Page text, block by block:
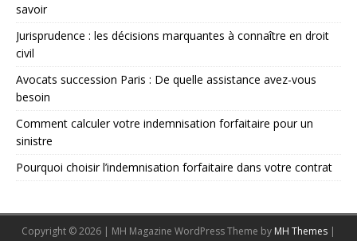
savoir
Jurisprudence : les décisions marquantes à connaître en droit
civil
Avocats succession Paris : De quelle assistance avez-vous
besoin
Comment calculer votre indemnisation forfaitaire pour un
sinistre
Pourquoi choisir l’indemnisation forfaitaire dans votre contrat
Copyright © 2026 | MH Magazine WordPress Theme by MH Themes |